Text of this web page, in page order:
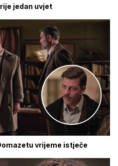
jedan uvjet
vrijeme istječe